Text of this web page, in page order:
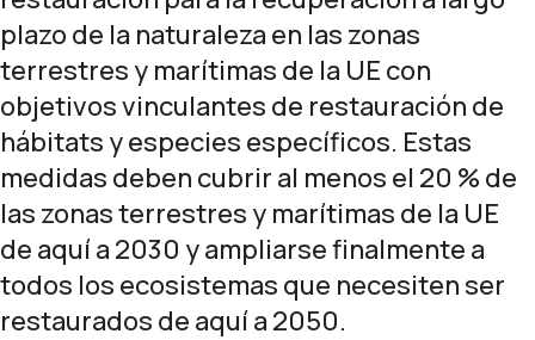
plazo de la naturaleza en las zonas
terrestres y marítimas de la UE con
objetivos vinculantes de restauración de
hábitats y especies específicos. Estas
medidas deben cubrir al menos el 20 % de
las zonas terrestres y marítimas de la UE
de aquí a 2030 y ampliarse finalmente a
todos los ecosistemas que necesiten ser
restaurados de aquí a 2050.